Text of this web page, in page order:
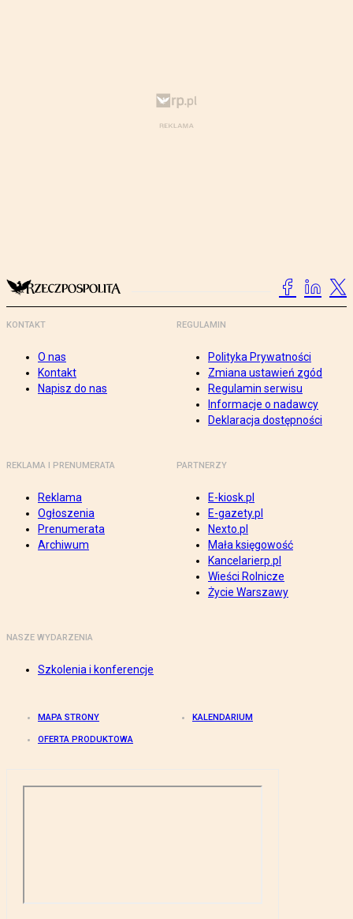
KONTAKT
O nas
Kontakt
Napisz do nas
REGULAMIN
Polityka Prywatności
Zmiana ustawień zgód
Regulamin serwisu
Informacje o nadawcy
Deklaracja dostępności
REKLAMA I PRENUMERATA
Reklama
Ogłoszenia
Prenumerata
Archiwum
PARTNERZY
E-kiosk.pl
E-gazety.pl
Nexto.pl
Mała księgowość
Kancelarierp.pl
Wieści Rolnicze
Życie Warszawy
NASZE WYDARZENIA
Szkolenia i konferencje
MAPA STRONY KALENDARIUM
OFERTA PRODUKTOWA